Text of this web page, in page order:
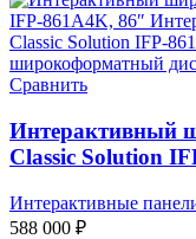
Сравнить
Интерактивный
Classic Solution
Интерактивные
588 000 ₽